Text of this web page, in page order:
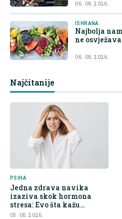
06. 08. 2026.
ISHRANA
Najbolja
ne
06. 08. 2026.
Najčitanije
PSIHA
Jedna zdrava navika
izaziva skok hormona
stresa: Evo šta kažu
endokrinolozi
05. 08. 2026.